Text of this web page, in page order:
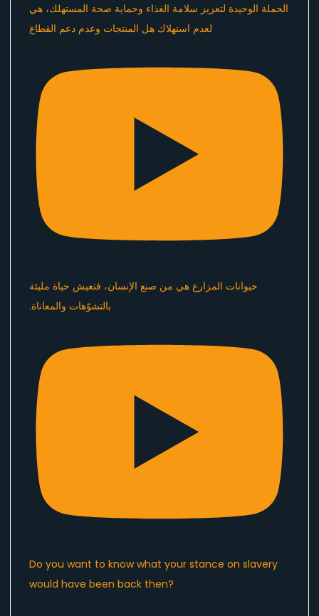
الحملة الوحيدة لتعزيز سلامة الغذاء وحماية صحة المستهلك، هي
لعدم استهلاك هل المنتجات وعدم دعم القطاع
Do you want to know what your stance on slavery
would have been back then?